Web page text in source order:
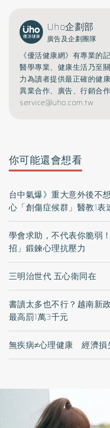
Uho企劃部
廣告及企劃團隊
《優活健康網》有專業的
醫學專業、健康生活乃至
力為讀者提供最正確的健
異業合作、廣告、行銷合
service@uho.com.tw
你可能還會想看
台中氣爆》重大意外後不
心「創傷症候群」醫教1表
學會求助，不代表你脆弱
招」鍛鍊心理抗壓力
三明治世代 五心衛同在
書讀太多也不行？越南新
最高罰1萬3千元
無疾病≠心理健康 經濟損